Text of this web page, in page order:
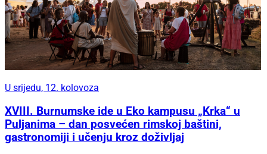
U srijedu, 12. kolovoza
XVIII. Burnumske ide u Eko kampusu „Krka“ u
Puljanima – dan posvećen rimskoj baštini,
gastronomiji i učenju kroz doživljaj